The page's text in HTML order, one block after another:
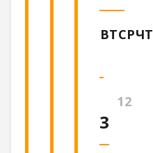
ВТСРЧТ
12
3